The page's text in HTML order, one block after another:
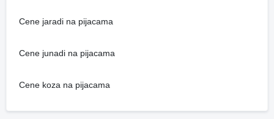
Cene jaradi na pijacama
Cene junadi na pijacama
Cene koza na pijacama